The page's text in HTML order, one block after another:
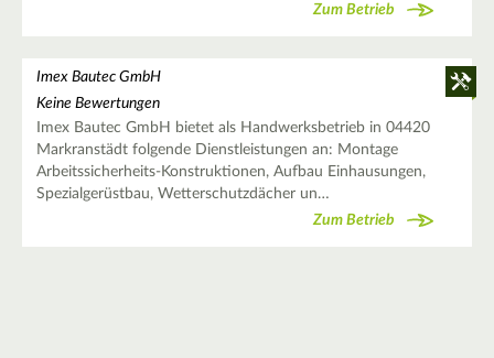
Zum Betrieb
Imex Bautec GmbH
Keine Bewertungen
Imex Bautec GmbH bietet als Handwerksbetrieb in 04420
Markranstädt folgende Dienstleistungen an: Montage
Arbeitssicherheits-Konstruktionen, Aufbau Einhausungen,
Spezialgerüstbau, Wetterschutzdächer un…
Zum Betrieb